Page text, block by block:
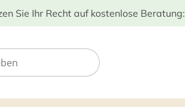
Sie Ihr Recht auf kostenlose Beratung: